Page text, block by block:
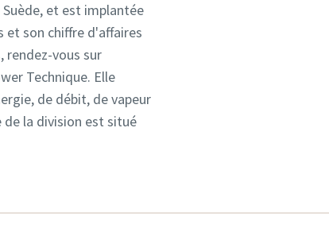
et est implantée
et son chiffre d'affaires
rendez-vous sur
Technique. Elle
de débit, de vapeur
de la division est situé